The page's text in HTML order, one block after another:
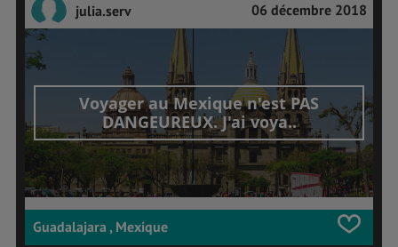
julia.serv 06 décembre 2018
Voyager au Mexique n'est PAS
DANGEUREUX. J'ai voya..
Guadalajara , Mexique